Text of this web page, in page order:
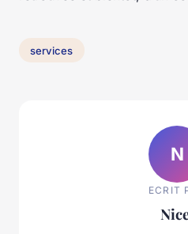
services
N
ECRIT